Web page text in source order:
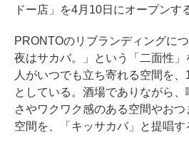
ドー店」を4月10日にオープンす
PRONTOのリブランディングに
夜はサカバ。」という「二面性」
人がいつでも立ち寄れる空間を
としている。酒場でありながら
さやワクワク感のある空間やお
空間を、「キッサカバ」と提唱す